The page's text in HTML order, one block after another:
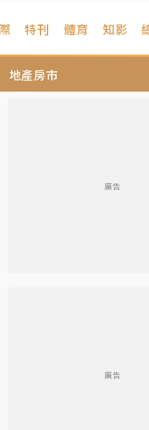
地產房市
特刊 體育 知影
廣告
廣告